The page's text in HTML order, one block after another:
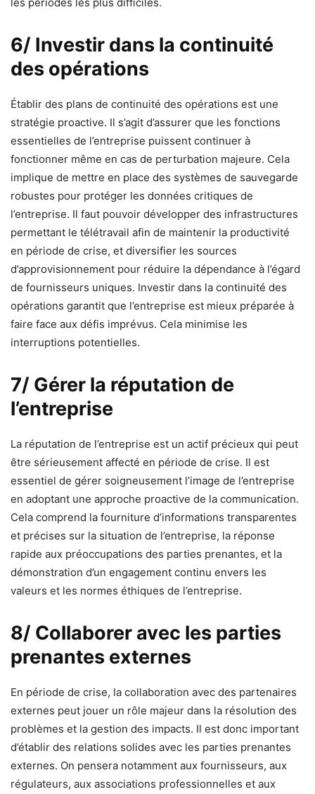
6/ Investir dans la continuité
des opérations
Établir des plans de continuité des opérations est une
stratégie proactive. Il s’agit d’assurer que les fonctions
essentielles de l’entreprise puissent continuer à
fonctionner même en cas de perturbation majeure. Cela
implique de mettre en place des systèmes de sauvegarde
robustes pour protéger les données critiques de
l’entreprise. Il faut pouvoir développer des infrastructures
permettant le télétravail afin de maintenir la productivité
en période de crise, et diversifier les sources
d’approvisionnement pour réduire la dépendance à l’égard
de fournisseurs uniques. Investir dans la continuité des
opérations garantit que l’entreprise est mieux préparée à
faire face aux défis imprévus. Cela minimise les
interruptions potentielles.
7/ Gérer la réputation de
l’entreprise
La réputation de l’entreprise est un actif précieux qui peut
être sérieusement affecté en période de crise. Il est
essentiel de gérer soigneusement l’image de l’entreprise
en adoptant une approche proactive de la communication.
Cela comprend la fourniture d’informations transparentes
et précises sur la situation de l’entreprise, la réponse
rapide aux préoccupations des parties prenantes, et la
démonstration d’un engagement continu envers les
valeurs et les normes éthiques de l’entreprise.
8/ Collaborer avec les parties
prenantes externes
En période de crise, la collaboration avec des partenaires
externes peut jouer un rôle majeur dans la résolution des
problèmes et la gestion des impacts. Il est donc important
d’établir des relations solides avec les parties prenantes
externes. On pensera notamment aux fournisseurs, aux
régulateurs, aux associations professionnelles et aux